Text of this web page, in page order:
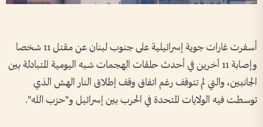
أسفرت غارات جوية إسرائيلية على جنوب لبنان عن مقتل 11 شخصا
وإصابة 11 آخرين في أحدث حلقات الهجمات شبه اليومية المتبادلة بين
الجانبين، والتي لم تتوقف رغم اتفاق وقف إطلاق النار الهش الذي
توسطت فيه الولايات المتحدة في الحرب بين إسرائيل و"حزب الله".